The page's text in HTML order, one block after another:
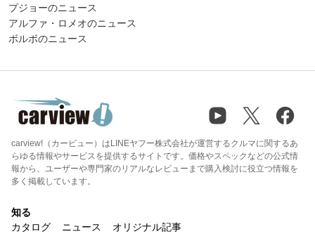
プジョーのニュース
アルファ・ロメオのニュース
ボルボのニュース
carview!（カービュー）はLINEヤフー株式会社が運営するクルマに関するあ
らゆる情報やサービスを提供するサイトです。価格やスペックなどの公式情
報から、ユーザーや専門家のリアルなレビューまで購入検討に役立つ情報を
多く掲載しています。
知る
カタログ
ニュース オリジナル記事